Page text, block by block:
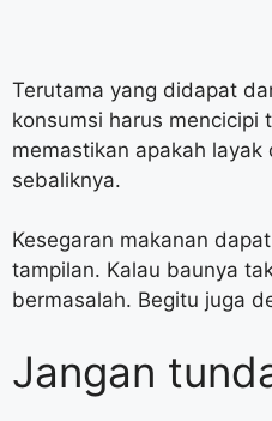
Terutama yang didapat
konsumsi harus mencicipi
memastikan apakah layak
sebaliknya.
Kesegaran makanan
tampilan. Kalau baunya
bermasalah. Begitu juga
Jangan